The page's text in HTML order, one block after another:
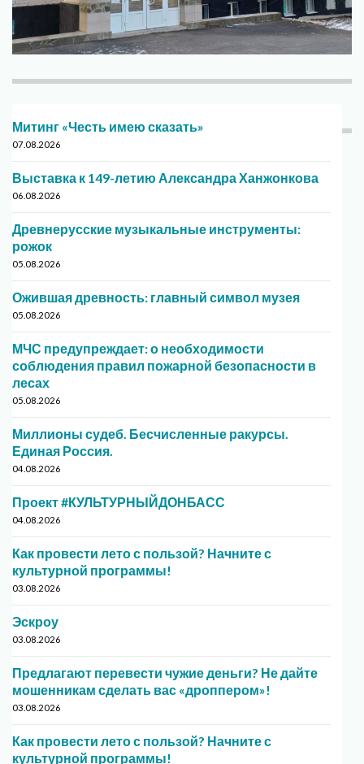
Митинг «Честь имею сказать»
07.08.2026
Выставка к 149-летию Александра Ханжонкова
06.08.2026
Древнерусские музыкальные инструменты:
рожок
05.08.2026
Ожившая древность: главный символ музея
05.08.2026
МЧС предупреждает: о необходимости
соблюдения правил пожарной безопасности в
лесах
05.08.2026
Миллионы судеб. Бесчисленные ракурсы.
Единая Россия.
04.08.2026
Проект #КУЛЬТУРНЫЙДОНБАСС
04.08.2026
Как провести лето с пользой? Начните с
культурной программы!
03.08.2026
Эскроу
03.08.2026
Предлагают перевести чужие деньги? Не дайте
мошенникам сделать вас «дроппером»!
03.08.2026
Как провести лето с пользой? Начните с
культурной программы!